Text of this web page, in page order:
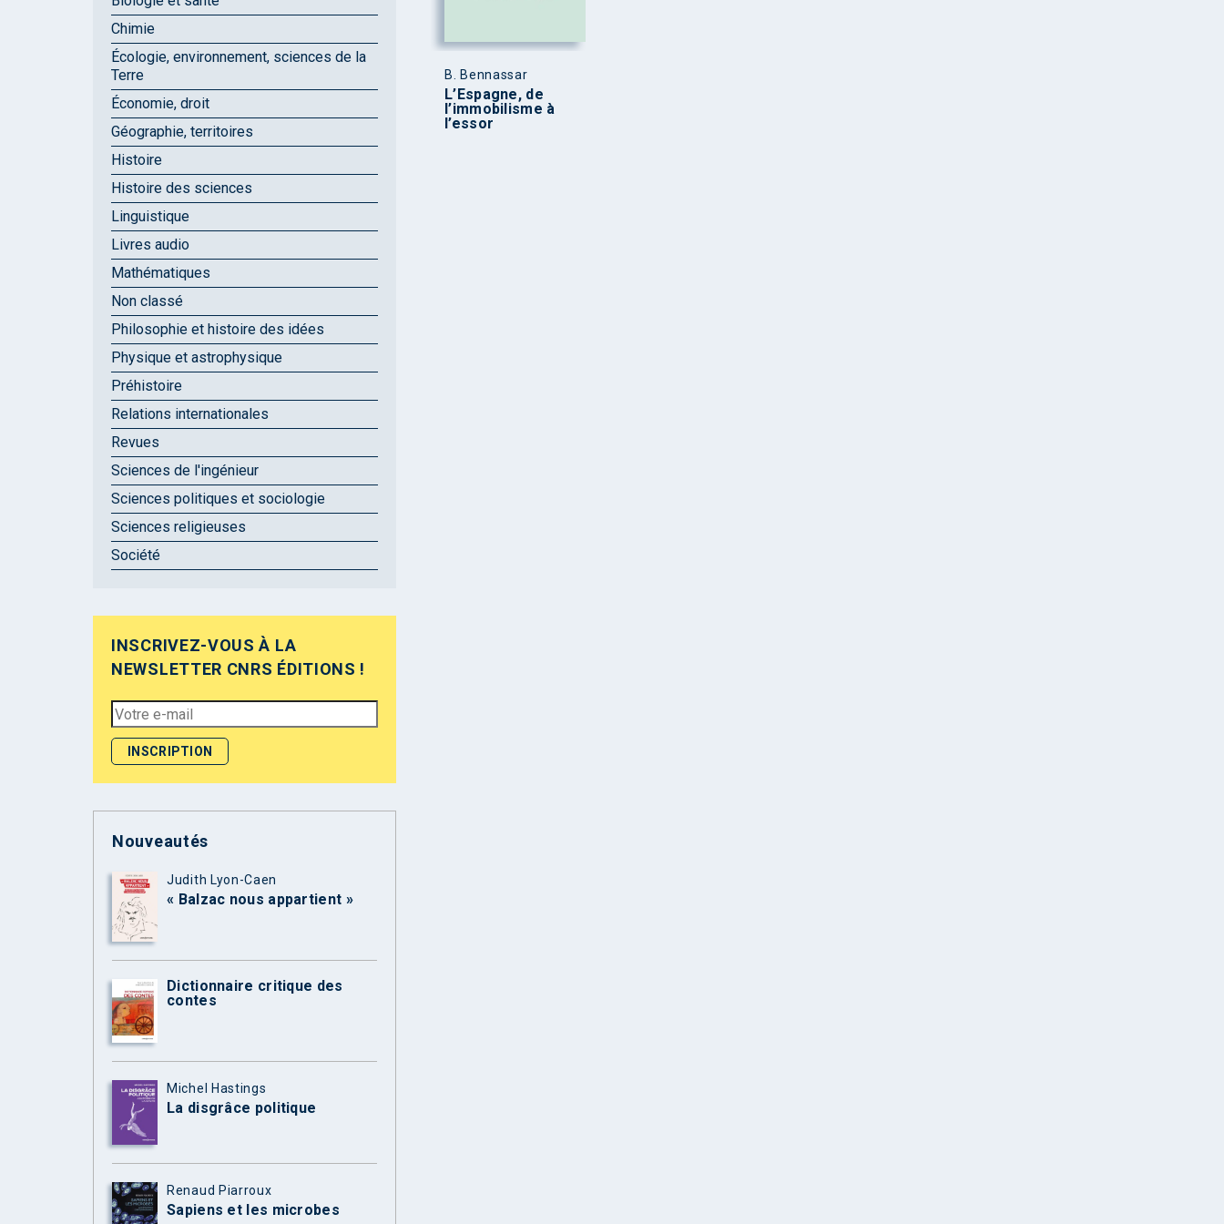
B. Bennassar
L’Espagne, de
l’immobilisme à
l’essor
Chimie
Écologie, environnement, sciences de la
Terre
Économie, droit
Géographie, territoires
Histoire
Histoire des sciences
Linguistique
Livres audio
Mathématiques
Non classé
Philosophie et histoire des idées
Physique et astrophysique
Préhistoire
Relations internationales
Revues
Sciences de l'ingénieur
Sciences politiques et sociologie
Sciences religieuses
Société
INSCRIVEZ-VOUS À LA
NEWSLETTER CNRS ÉDITIONS !
Nouveautés
Judith Lyon-Caen
« Balzac nous appartient »
Dictionnaire critique des
contes
Michel Hastings
La disgrâce politique
Renaud Piarroux
Sapiens et les microbes